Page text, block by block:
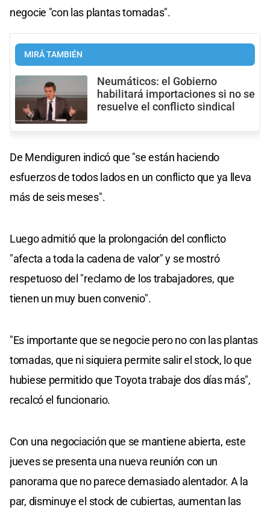
negocie "con las plantas tomadas".
MIRÁ TAMBIÉN
Neumáticos: el Gobierno
habilitará importaciones si no se
resuelve el conflicto sindical
De Mendiguren indicó que "se están haciendo
esfuerzos de todos lados en un conflicto que ya lleva
más de seis meses".
Luego admitió que la prolongación del conflicto
"afecta a toda la cadena de valor" y se mostró
respetuoso del "reclamo de los trabajadores, que
tienen un muy buen convenio".
"Es importante que se negocie pero no con las plantas
tomadas, que ni siquiera permite salir el stock, lo que
hubiese permitido que Toyota trabaje dos días más",
recalcó el funcionario.
Con una negociación que se mantiene abierta, este
jueves se presenta una nueva reunión con un
panorama que no parece demasiado alentador. A la
par, disminuye el stock de cubiertas, aumentan las